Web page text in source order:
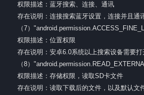
权限描述：蓝牙搜索、连接、通讯
存在说明：连接搜索蓝牙设置，连接并且通
（7）
权限描述：位置权限
存在说明：安卓6.0系统以上搜索设备需要打
（8）
权限描述：存储权限，读取SD卡文件
存在说明：读取下载后的文件，以及默认文